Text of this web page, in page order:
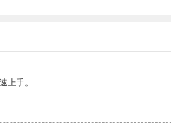
上手。